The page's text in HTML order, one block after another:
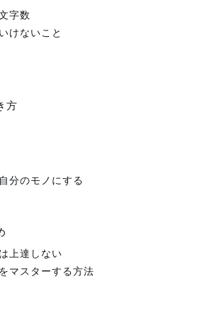
字数
けないこと
方
分のモノにする
上達しない
マスターする方法